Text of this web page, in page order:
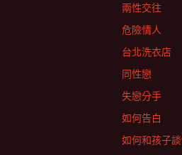
兩性交往
危險情人
台北洗衣店
同性戀
失戀分手
如何告白
如何和孩子